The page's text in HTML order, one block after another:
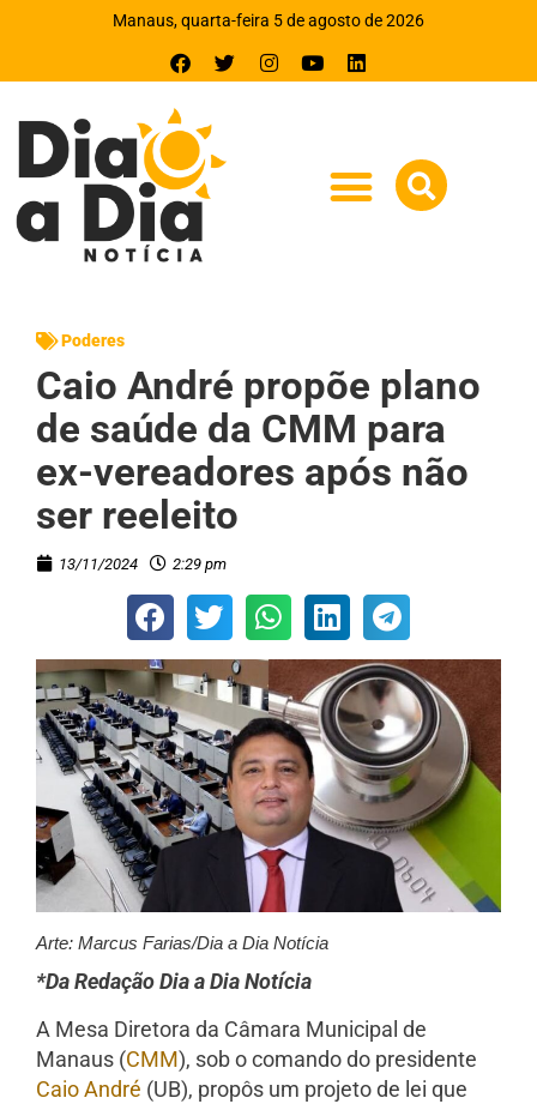
Manaus, quarta-feira 5 de agosto de 2026
Poderes
Caio André propõe plano
de saúde da CMM para
ex-vereadores após não
ser reeleito
13/11/2024 2:29 pm
Arte: Marcus Farias/Dia a Dia Notícia
*Da Redação Dia a Dia Notícia
A Mesa Diretora da Câmara Municipal de
Manaus (CMM), sob o comando do presidente
Caio André (UB), propôs um projeto de lei que